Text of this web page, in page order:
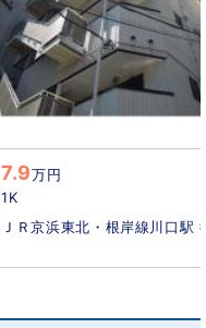
7.9万円
1K
ＪＲ京浜東北・根岸線川口駅